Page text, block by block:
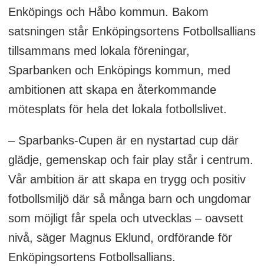
Enköpings och Håbo kommun. Bakom
satsningen står Enköpingsortens Fotbollsallians
tillsammans med lokala föreningar,
Sparbanken och Enköpings kommun, med
ambitionen att skapa en återkommande
mötesplats för hela det lokala fotbollslivet.
– Sparbanks-Cupen är en nystartad cup där
glädje, gemenskap och fair play står i centrum.
Vår ambition är att skapa en trygg och positiv
fotbollsmiljö där så många barn och ungdomar
som möjligt får spela och utvecklas – oavsett
nivå, säger Magnus Eklund, ordförande för
Enköpingsortens Fotbollsallians.